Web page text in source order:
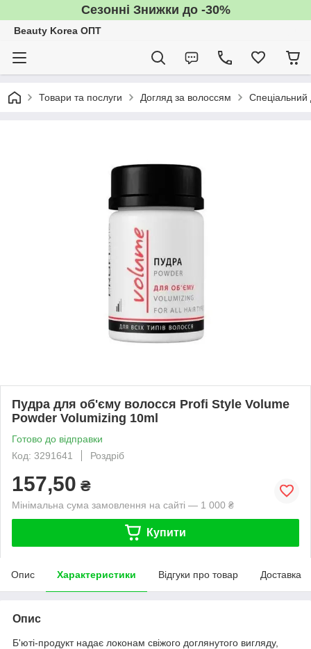
Сезонні Знижки до -30%
Beauty Korea ОПТ
Товари та послуги Догляд за волоссям Спеціальний
Пудра для об'єму волосся Profi Style Volume
Powder Volumizing 10ml
Готово до відправки
Код: 3291641
Роздріб
157,50 ₴
Мінімальна сума замовлення на сайті — 1 000 ₴
Купити
Опис Характеристики Відгуки про товар Доставка
Опис
Б'юті-продукт надає локонам свіжого доглянутого вигляду,